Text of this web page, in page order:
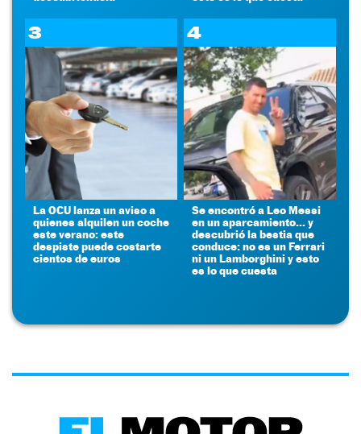
3
La OCU lanza un aviso a
quienes alquilen un coche
este verano: este
despiste puede costarte
cientos de euros
4
Se encontró a Leo Messi
en un aparcamiento... y
descubrió la bestia que
conduce: no es un Ferrari
ni un Lamborghini y esto
es lo que cuesta